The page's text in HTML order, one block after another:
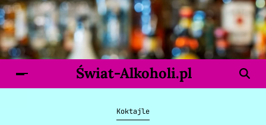
Świat-Alkoholi.pl
Koktajle